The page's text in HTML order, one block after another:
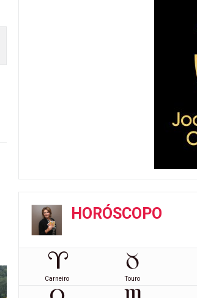
HORÓSCOPO
Carneiro Touro